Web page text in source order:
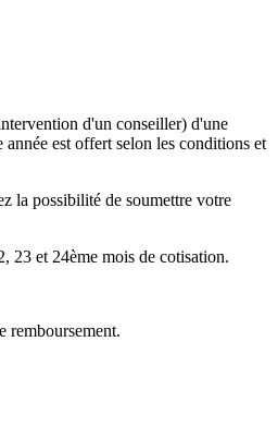
d'un conseiller) d'une
est offert selon les conditions et
la possibilité de soumettre votre
23 et 24ème mois de cotisation.
remboursement.